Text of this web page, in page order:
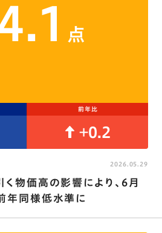
点
前年比
+0.2
物価高の影響により、6月
年同様低水準に
2026.05.29